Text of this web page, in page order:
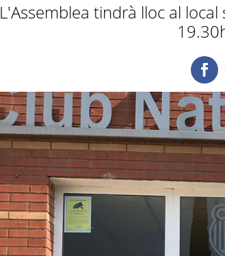
L'Assemblea tindrà lloc al